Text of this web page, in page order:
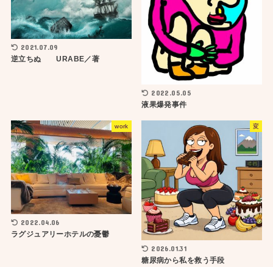
2021.07.09
逆立ちぬ URABE／著
2022.05.05
液果爆発事件
work
2022.04.06
ラグジュアリーホテルの憂鬱
変
2026.01.31
糖尿病から私を救う手段